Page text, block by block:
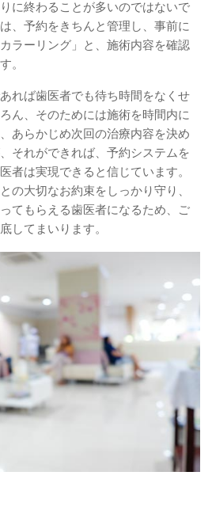
に終わることが多いのではないで
、予約をきちんと管理し、事前に
ラーリング」と、施術内容を確認
。
れば歯医者でも待ち時間をなくせ
ん、そのためには施術を時間内に
あらかじめ次回の治療内容を決め
それができれば、予約システムを
者は実現できると信じています。
の大切なお約束をしっかり守り、
てもらえる歯医者になるため、ご
してまいります。